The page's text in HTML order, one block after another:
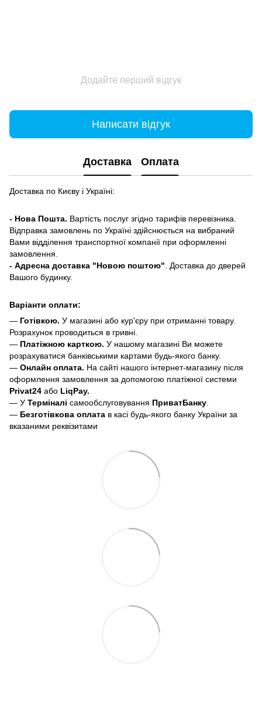
Додайте перший відгук
Написати відгук
Доставка Оплата
Доставка по Києву і Україні:
- Нова Пошта. Вартість послуг згідно тарифів перевізника.
Відправка замовлень по Україні здійснюється на вибраний
Вами відділення транспортної компанії при оформленні
замовлення.
- Адресна доставка "Новою поштою" . Доставка до дверей
Вашого будинку.
Варіанти оплати:
— Готівкою. У магазині або кур'єру при отриманні товару.
Розрахунок проводиться в гривні.
— Платіжною карткою. У нашому магазині Ви можете
розрахуватися банківськими картами будь-якого банку.
— Онлайн оплата. На сайті нашого інтернет-магазину після
оформлення замовлення за допомогою платіжної системи
Privat24 або LiqPay.
— У Терміналі самообслуговування ПриватБанку
— Безготівкова оплата в касі будь-якого банку України за
вказаними реквізитами